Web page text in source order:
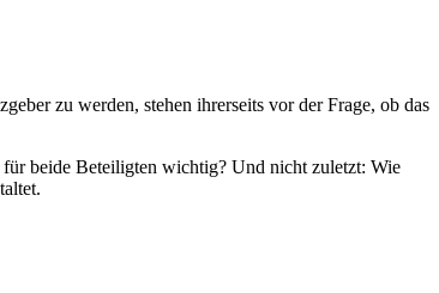
zu werden, stehen ihrerseits vor der Frage, ob das
für beide Beteiligten wichtig? Und nicht zuletzt: Wie